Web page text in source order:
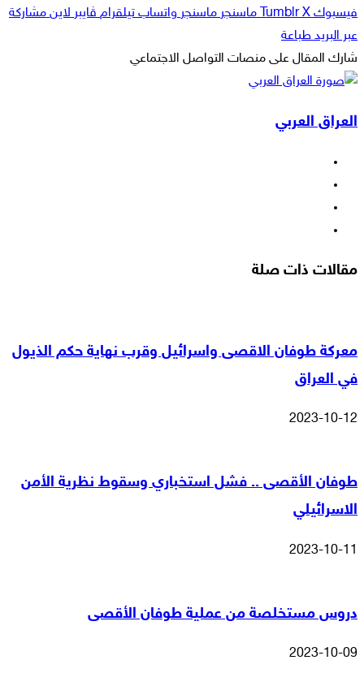
فيسبوك ‫X ماسنجر ماسنجر واتساب تيلقرام ڤايبر لاين مشاركة
عبر البريد طباعة
شارك المقال على منصات التواصل الاجتماعي
فيسبوك
‫X
ماسنجر
ماسنجر
واتساب
تيلقرام
ڤايبر
لاين
مشاركة
البريد
طباعة
العراق العربي
مقالات ذات صلة
معركة طوفان الاقصى واسرائيل وقرب نهاية حكم الذيول
في العراق
2023-10-12
طوفان الأقصى .. فشل استخباري وسقوط نظرية الأمن
الاسرائيلي
2023-10-11
دروس مستخلصة من عملية طوفان الأقصى
2023-10-09